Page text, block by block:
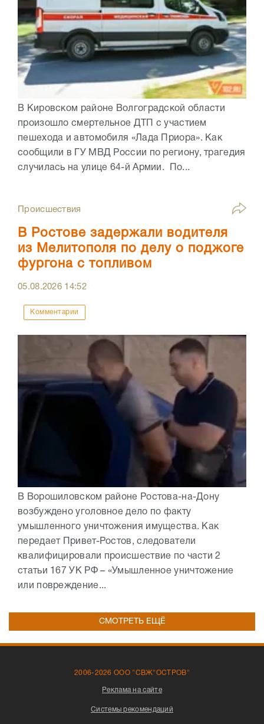
В Кировском районе Волгоградской области
произошло смертельное ДТП с участием
пешехода и автомобиля «Лада Приора». Как
сообщили в ГУ МВД России по региону, трагедия
случилась на улице 64-й Армии. По...
Происшествия
В Ростове задержали водителя
из Мелитополя по делу о поджоге
фургона с топливом
05.08.2026 14:52
Комментарии
В Ворошиловском районе Ростова-на-Дону
возбуждено уголовное дело по факту
умышленного уничтожения имущества. Как
передает Привет-Ростов, следователи
квалифицировали происшествие по части 2
статьи 167 УК РФ – «Умышленное уничтожение
или повреждение...
СМОТРЕТЬ ЕЩЁ
2006-2026 ООО "СВЖ"ОСТРОВ"
Реклама на сайте
Системы рекомендаций